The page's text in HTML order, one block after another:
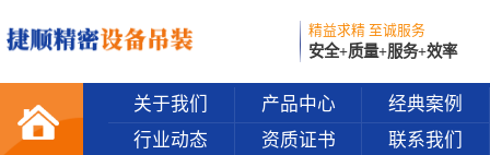
精益求精 至诚服务
安全+质量+服务+效率
关于我们 产品中心
经典案例
行业动态
资质证书 联系我们